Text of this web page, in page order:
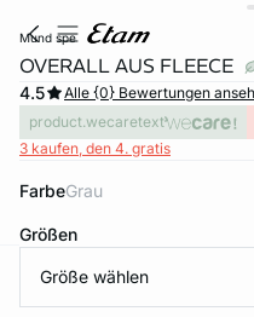
mund spe
OVERALL AUS FLEECE
4.5
Alle {0} Bewertungen
product.wecaretext
3 kaufen, den 4. gratis
Farbe grau
Größen
Größe wählen